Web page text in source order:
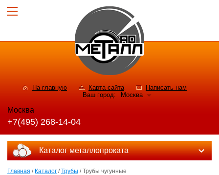
На главную Карта сайта
Написать нам
Ваш город:
Москва
Москва
+7(495) 268-14-04
Каталог металлопроката
Главная / Каталог /Трубы / Трубы чугунные